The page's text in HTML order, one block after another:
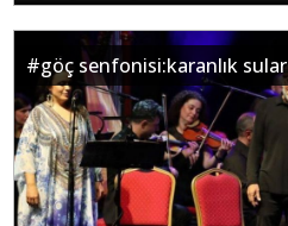
#göç senfonisi:karanlık sular